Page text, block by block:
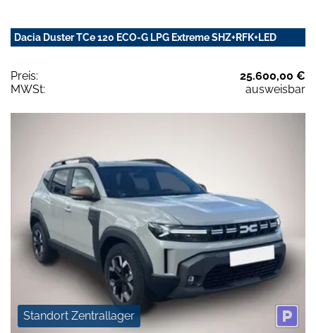
Dacia Duster TCe 120 ECO-G LPG Extreme SHZ+RFK+LED
Preis:
25.600,00 €
MWSt:
ausweisbar
Standort Zentrallager